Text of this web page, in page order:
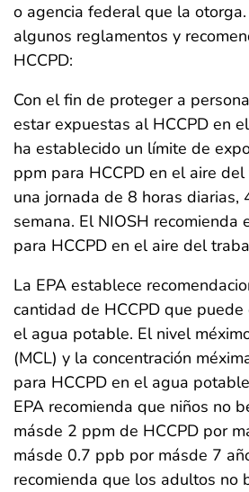
o agencia federal que la
algunos reglamentos y
HCCPD:
Con el fin de proteger a
estar expuestas al HCCPD en
ha establecido un límite de
ppm para HCCPD en el aire
una jornada de 8 horas diarias,
semana. El NIOSH recomienda
para HCCPD en el aire del
La EPA establece
cantidad de HCCPD que
el agua potable. El nivel
(MCL) y la concentración
para HCCPD en el agua
EPA recomienda que niños no
másde 2 ppm de HCCPD por
másde 0.7 ppb por másde 7
recomienda que los adultos no